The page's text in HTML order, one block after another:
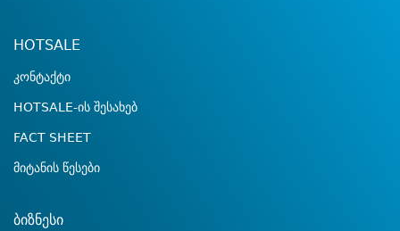
HOTSALE
კონტაქტი
HOTSALE-ის შესახებ
FACT SHEET
მიტანის წესები
ბიზნესი